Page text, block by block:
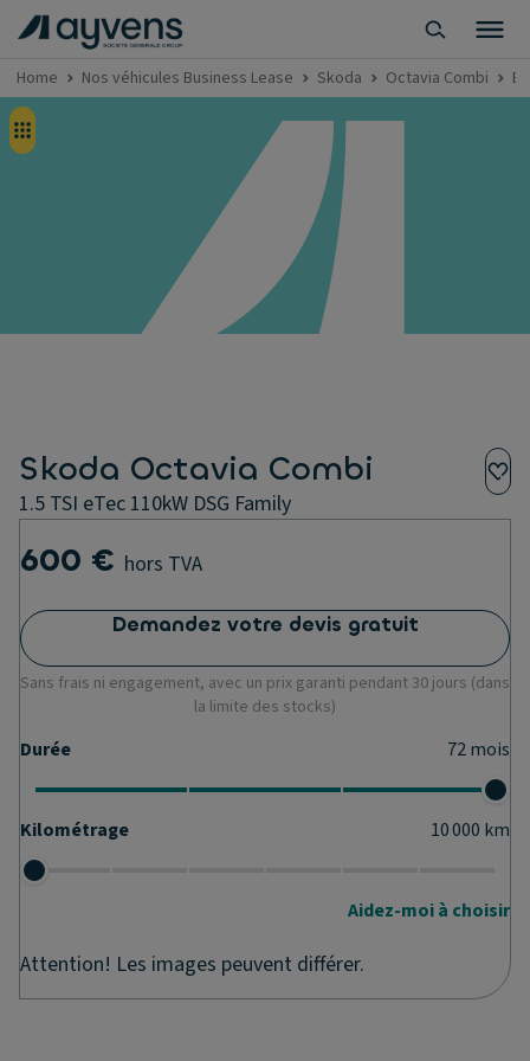
Home Nos véhicules Business Lease Skoda Octavia Combi
Skoda Octavia Combi
1.5 TSI eTec 110kW DSG Family
600 € hors TVA
Demandez votre devis gratuit
Sans frais ni engagement, avec un prix garanti pendant 30 jours (dans
la limite des stocks)
Durée 72mois
Kilométrage 10 000 km
Aidez-moi à choisir
Attention! Les images peuvent différer.